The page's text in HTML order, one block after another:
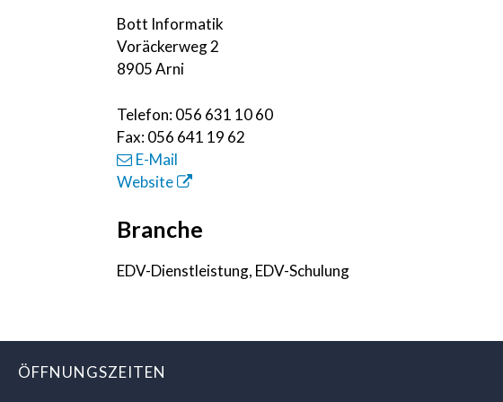
Bott Informatik
Voräckerweg 2
8905 Arni
Telefon:056 631 10 60
Fax:056 641 19 62
E-Mail
Website
Branche
EDV-Dienstleistung, EDV-Schulung
ÖFFNUNGSZEITEN